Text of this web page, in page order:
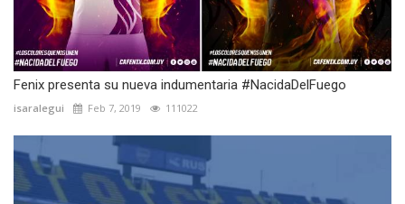
Fenix presenta su nueva indumentaria #NacidaDelFuego
isaralegui Feb 7, 2019 111022